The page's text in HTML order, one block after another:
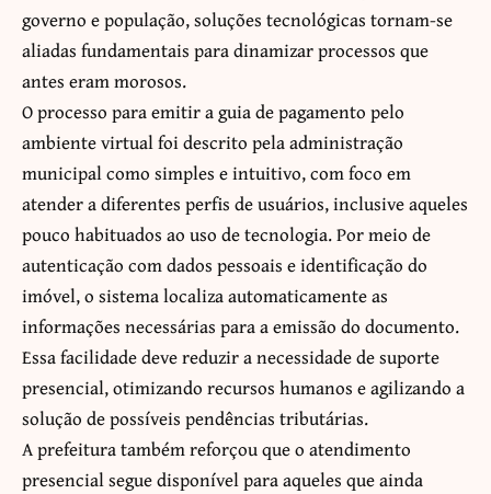
governo e população, soluções tecnológicas tornam-se
aliadas fundamentais para dinamizar processos que
antes eram morosos.
O processo para emitir a guia de pagamento pelo
ambiente virtual foi descrito pela administração
municipal como simples e intuitivo, com foco em
atender a diferentes perfis de usuários, inclusive aqueles
pouco habituados ao uso de tecnologia. Por meio de
autenticação com dados pessoais e identificação do
imóvel, o sistema localiza automaticamente as
informações necessárias para a emissão do documento.
Essa facilidade deve reduzir a necessidade de suporte
presencial, otimizando recursos humanos e agilizando a
solução de possíveis pendências tributárias.
A prefeitura também reforçou que o atendimento
presencial segue disponível para aqueles que ainda